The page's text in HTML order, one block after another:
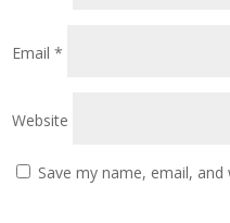
Email*
Website
Save my name, email,